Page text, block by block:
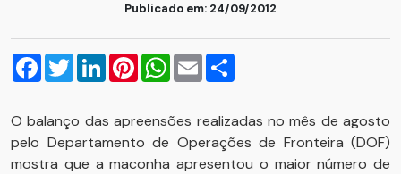
Publicado em: 24/09/2012
Facebook
TwitterLinkedInPinterestWhatsApp
Email
O balanço das apreensões realizadas no mês de agosto
pelo Departamento de Operações de Fronteira (DOF)
mostra que a maconha apresentou o maior número de